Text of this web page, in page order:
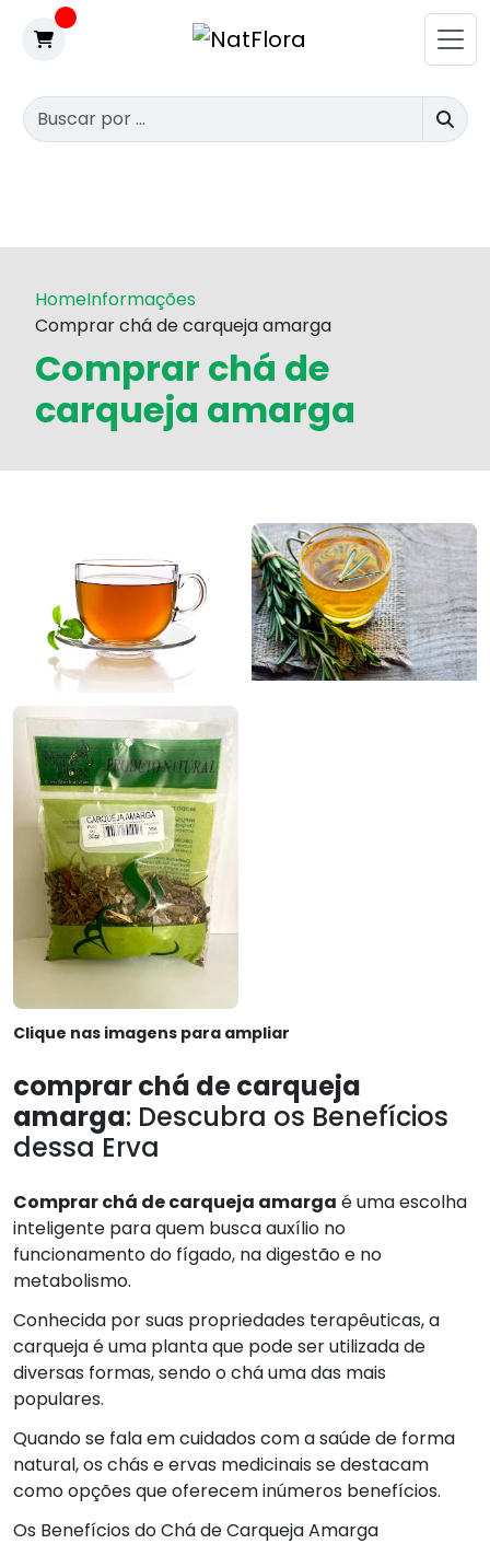
HomeInformações
Comprar chá de carqueja amarga
Comprar chá de
carqueja amarga
Clique nas imagens para ampliar
comprar chá de carqueja
amarga: Descubra os Benefícios
dessa Erva
Comprar chá de carqueja amarga é uma escolha
inteligente para quem busca auxílio no
funcionamento do fígado, na digestão e no
metabolismo.
Conhecida por suas propriedades terapêuticas, a
carqueja é uma planta que pode ser utilizada de
diversas formas, sendo o chá uma das mais
populares.
Quando se fala em cuidados com a saúde de forma
natural, os chás e ervas medicinais se destacam
como opções que oferecem inúmeros benefícios.
Os Benefícios do Chá de Carqueja Amarga